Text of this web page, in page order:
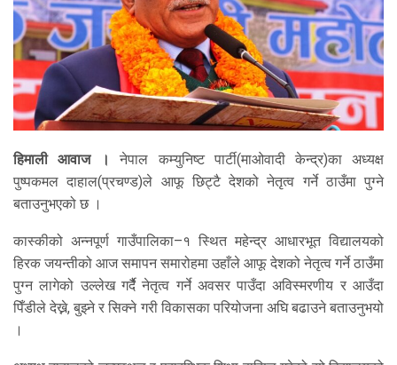
हिमाली आवाज ।
नेपाल कम्युनिष्ट पार्टी(माओवादी केन्द्र)का अध्यक्ष
पुष्पकमल दाहाल(प्रचण्ड)ले आफू छिट्टै देशको नेतृत्व गर्ने ठाउँमा पुग्ने
बताउनुभएको छ ।
कास्कीको अन्नपूर्ण गाउँपालिका–१ स्थित महेन्द्र आधारभूत विद्यालयको
हिरक जयन्तीको आज समापन समारोहमा उहाँले आफू देशको नेतृत्व गर्ने ठाउँमा
पुग्न लागेको उल्लेख गर्दैै नेतृत्व गर्ने अवसर पाउँदा अविस्मरणीय र आउँदा
पिँडीले देख्ने, बुझ्ने र सिक्ने गरी विकासका परियोजना अघि बढाउने बताउनुभयो
।